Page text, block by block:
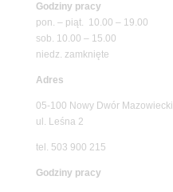
Godziny pracy
pon. – piąt. 10.00 – 19.00
sob. 10.00 – 15.00
niedz. zamknięte
Adres
05-100 Nowy Dwór Mazowiecki
ul. Leśna 2
tel. 503 900 215
Godziny pracy